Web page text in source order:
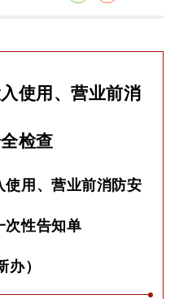
使用、营业前消
检查
使用、营业前消防安
次性告知单
办）